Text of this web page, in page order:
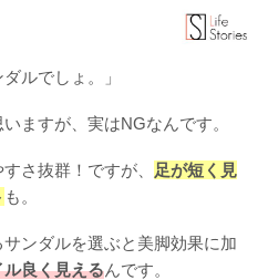
ルでしょ。」
ますが、実はNGなんです。
さ抜群！ですが、
足が短く見
も。
ンダルを選ぶと美脚効果に加
良く見えるんです。